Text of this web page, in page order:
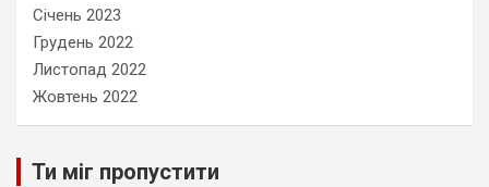
Січень 2023
Грудень 2022
Листопад 2022
Жовтень 2022
Ти міг пропустити